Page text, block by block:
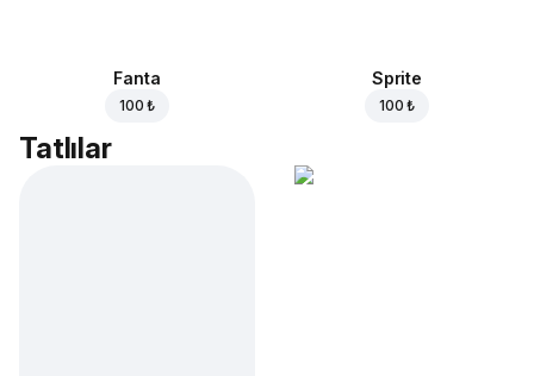
Fanta
100 ₺
Sprite
100 ₺
Tatlılar